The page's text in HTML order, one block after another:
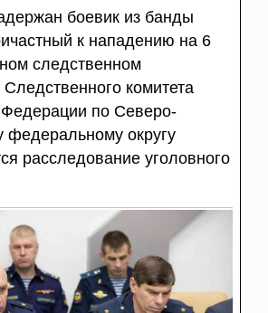
боевик из банды
к нападению на 6
следственном
комитета
Федерации по Северо-
федеральному округу
расследование уголовного